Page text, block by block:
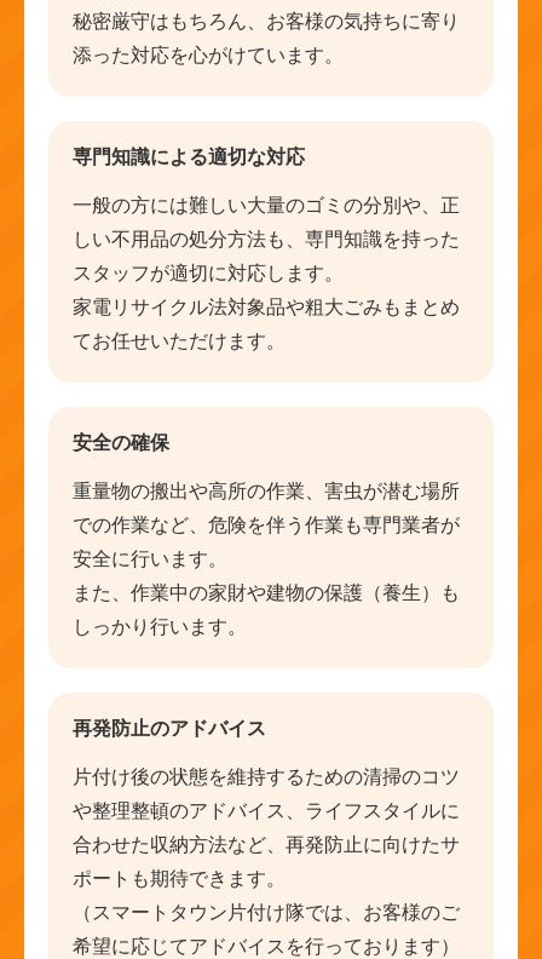
秘密厳守はもちろん、お客様の気持ちに寄り
添った対応を心がけています。
専門知識による適切な対応
一般の方には難しい大量のゴミの分別や、正
しい不用品の処分方法も、専門知識を持った
スタッフが適切に対応します。
家電リサイクル法対象品や粗大ごみもまとめ
てお任せいただけます。
安全の確保
重量物の搬出や高所の作業、害虫が潜む場所
での作業など、危険を伴う作業も専門業者が
安全に行います。
また、作業中の家財や建物の保護（養生）も
しっかり行います。
再発防止のアドバイス
片付け後の状態を維持するための清掃のコツ
や整理整頓のアドバイス、ライフスタイルに
合わせた収納方法など、再発防止に向けたサ
ポートも期待できます。
（スマートタウン片付け隊では、お客様のご
希望に応じてアドバイスを行っております）